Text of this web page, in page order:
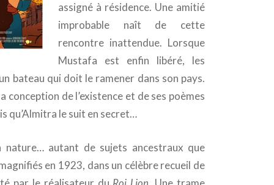
assigné à résidence. Une amitié
improbable naît de cette
rencontre inattendue. Lorsque
Mustafa est enfin libéré, les
bateau qui doit le ramener dans son pays.
de l’existence et de ses poèmes
qu’Almitra le suit en secret…
nature… autant de sujets ancestraux que
en 1923, dans un célèbre recueil de